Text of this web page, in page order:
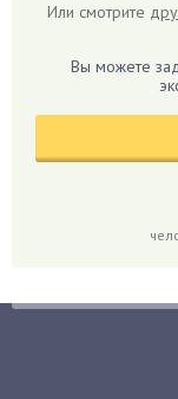
Гиппеаструм
Годжи
Голубика
Или смотрите
Вы можете